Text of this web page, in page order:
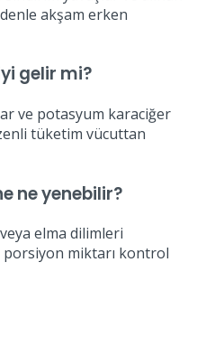
akşam erken
gelir mi?
ve potasyum karaciğer
tüketim vücuttan
ne yenebilir?
elma dilimleri
miktarı kontrol